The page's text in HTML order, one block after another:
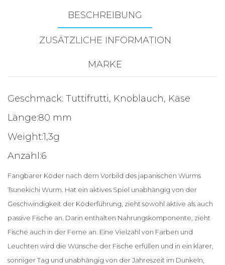
BESCHREIBUNG
ZUSÄTZLICHE INFORMATION
MARKE
Geschmack: Tuttifrutti, Knoblauch, Käse
Länge:80 mm
Weight:1,3g
Anzahl:6
Fangbarer Köder nach dem Vorbild des japanischen Wurms
Tsunekichi Wurm. Hat ein aktives Spiel unabhängig von der
Geschwindigkeit der Köderführung, zieht sowohl aktive als auch
passive Fische an. Darin enthalten Nahrungskomponente, zieht
Fische auch in der Ferne an. Eine Vielzahl von Farben und
Leuchten wird die Wünsche der Fische erfüllen und in ein klarer,
sonniger Tag und unabhängig von der Jahreszeit im Dunkeln,